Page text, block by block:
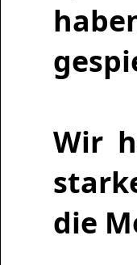
Wir
die